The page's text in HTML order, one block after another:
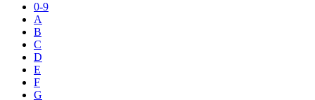
0-9
A
B
C
D
E
F
G